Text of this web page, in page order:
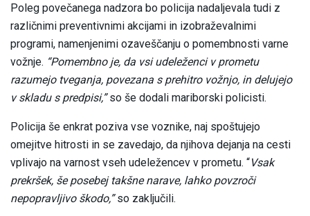
Poleg povečanega nadzora bo policija nadaljevala tudi z
različnimi preventivnimi akcijami in izobraževalnimi
programi, namenjenimi ozaveščanju o pomembnosti varne
vožnje. “Pomembno je, da vsi udeleženci v prometu
razumejo tveganja, povezana s prehitro vožnjo, in delujejo
v skladu s predpisi,”so še dodali mariborski policisti.
Policija še enkrat poziva vse voznike, naj spoštujejo
omejitve hitrosti in se zavedajo, da njihova dejanja na cesti
vplivajo na varnost vseh udeležencev v prometu. “Vsak
prekršek, še posebej takšne narave, lahko povzroči
nepopravljivo škodo,”so zaključili.